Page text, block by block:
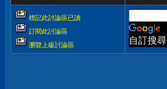
標記此討論區已讀
訂閱此討論區
瀏覽上級討論區
自訂搜尋